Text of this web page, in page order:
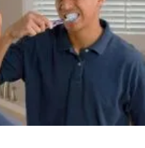
gigi dan mulut selama